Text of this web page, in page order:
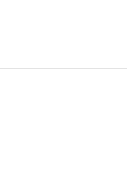
机器人,区